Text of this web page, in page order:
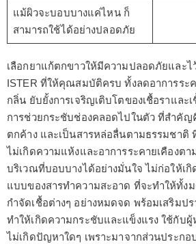
แม้ผิวจะบอบบางแค่ไหน ก็
สามารถใช้ได้อย่างปลอดภัย
เลือกยาแก้ตกขาวให้มีความปลอดภัยและไ
ISTER ที่ให้คุณสมบัติครบ ทั้งลดอาการระ
กลิ่น ยับยั้งการเจริญเติบโตของเชื้อราและ
การช่วยกระชับช่องคลอดไปในตัว ที่สำคัญ
ตกค้าง และเป็นสารหล่อลื่นตามธรรมชาติ
ไม่เกิดความแห้งและอาการระคายเคืองต
บริเวณที่บอบบางได้อย่างมั่นใจ ไม่ก่อให้เ
แบบของสารทำความสะอาด ที่จะทำให้ทั้ง
กำจัดเชื้อต่างๆ อย่างหมดจด พร้อมเสริมป
ทำให้เกิดความกระชับและแข็งแรง ใช้กับ
ไม่เกิดปัญหาใดๆ เพราะมาจากส่วนประก